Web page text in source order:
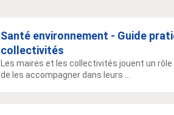
Santé environnement - Guide
collectivités
Les maires et les collectivités jouent un
de les accompagner dans leurs ...